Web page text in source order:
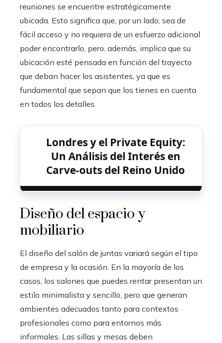
reuniones se encuentre estratégicamente
ubicada. Esto significa que, por un lado, sea de
fácil acceso y no requiera de un esfuerzo adicional
poder encontrarlo, pero, además, implica que su
ubicación esté pensada en función del trayecto
que deban hacer los asistentes, ya que es
fundamental que sepan que los tienes en cuenta
en todos los detalles.
Londres y el Private Equity:
Un Análisis del Interés en
Carve-outs del Reino Unido
Diseño del espacio y
mobiliario
El diseño del salón de juntas variará según el tipo
de empresa y la ocasión. En la mayoría de los
casos, los salones que puedes rentar presentan un
estilo minimalista y sencillo, pero que generan
ambientes adecuados tanto para contextos
profesionales como para entornos más
informales. Las sillas y mesas deben